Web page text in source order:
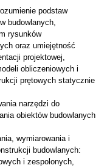
podstaw
budowlanych,
rysunków
oraz umiejętność
projektowej,
obliczeniowych i
prętowych statycznie
narzędzi do
obiektów budowlanych
wymiarowania i
budowlanych:
i zespolonych,